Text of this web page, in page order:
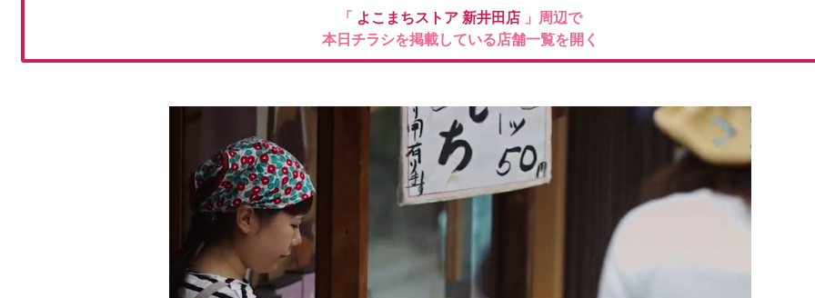
「 よこまちストア 新井田店 」周辺で
本日チラシを掲載している店舗一覧を開く